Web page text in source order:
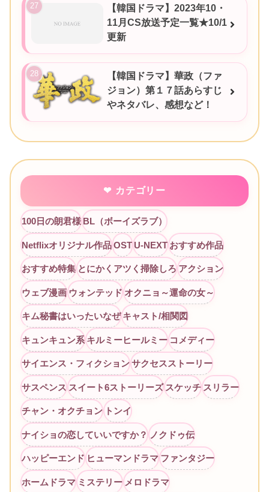
【韓国ドラマ】2023年10・
11月CS放送予定一覧★10/1
更新
【韓国ドラマ】華政（ファ
ジョン）第１７話あらすじ
やネタバレ、感想など！
カテゴリー
100日の朗君様 BL（ボーイズラブ）
Netflixオリジナル作品 OST U-NEXT おすすめ作品
おすすめ特集 とにかくアツく掃除しろ アクション
ウェブ漫画 ウォンテッド オクニョ～運命の女～
キム秘書はいったいなぜ キャスト/相関図
キュンキュン系 キルミーヒールミー コメディー
サイエンス・フィクション サクセスストーリー
サスペンス スイート6ストーリーズ スケッチ スリラー
チャン・オクチョン トンイ
ナイショの恋していいですか？ ノクドゥ伝
ハッピーエンド ヒューマンドラマ ファンタジー
ホームドラマ ミステリー メロドラマ